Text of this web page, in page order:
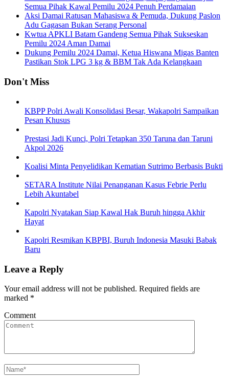
Semua Pihak Kawal Pemilu 2024 Penuh Perdamaian
Aksi Damai Ratusan Mahasiswa & Pemuda, Dukung Paslon
Adu Gagasan Bukan Serang Personal
Kwtua APKLI Batam Gandeng Semua Pihak Sukseskan
Pemilu 2024 Aman Damai
Dukung Pemilu 2024 Damai, Ketua Hiswana Migas Banten
Pastikan Stok LPG 3 kg & BBM Tak Ada Kelangkaan
Don't Miss
KBPP Polri Awali Konsolidasi Besar, Wakapolri Sampaikan
Pesan Khusus
Prestasi Jadi Kunci, Polri Tetapkan 350 Taruna dan Taruni
Akpol 2026
Koalisi Minta Penyelidikan Kematian Sutrimo Berbasis Bukti
SETARA Institute Nilai Penanganan Kasus Febrie Perlu
Lebih Akuntabel
Kapolri Nyatakan Siap Kawal Hak Buruh hingga Akhir
Hayat
Kapolri Resmikan KBPBI, Buruh Indonesia Masuki Babak
Baru
Leave a Reply
Your email address will not be published. Required fields are
marked *
Comment